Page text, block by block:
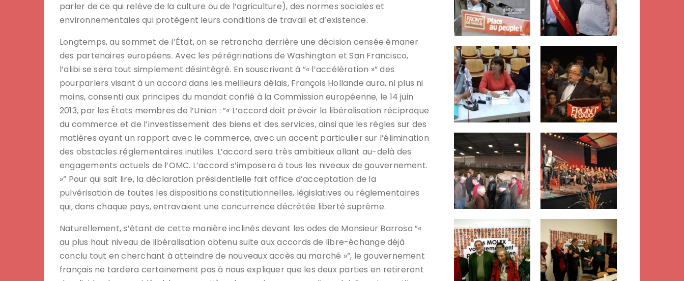
parler de ce qui relève de la culture ou de l’agriculture), des normes sociales et
environnementales qui protègent leurs conditions de travail et d’existence.
Longtemps, au sommet de l’État, on se retrancha derrière une décision censée émaner
des partenaires européens. Avec les pérégrinations de Washington et San Francisco,
l’alibi se sera tout simplement désintégré. En souscrivant à ”« l’accélération »” des
pourparlers visant à un accord dans les meilleurs délais, François Hollande aura, ni plus ni
moins, consenti aux principes du mandat confié à la Commission européenne, le 14 juin
2013, par les États membres de l’Union : ”« L’accord doit prévoir la libéralisation réciproque
du commerce et de l’investissement des biens et des services, ainsi que les règles sur des
matières ayant un rapport avec le commerce, avec un accent particulier sur l’élimination
des obstacles réglementaires inutiles. L’accord sera très ambitieux allant au-delà des
engagements actuels de l’OMC. L’accord s’imposera à tous les niveaux de gouvernement.
»” Pour qui sait lire, la déclaration présidentielle fait office d’acceptation de la
pulvérisation de toutes les dispositions constitutionnelles, législatives ou réglementaires
qui, dans chaque pays, entravaient une concurrence décrétée liberté suprême.
Naturellement, s’étant de cette manière inclinés devant les odes de Monsieur Barroso ”«
au plus haut niveau de libéralisation obtenu suite aux accords de libre-échange déjà
conclu tout en cherchant à atteindre de nouveaux accès au marché »”, le gouvernement
français ne tardera certainement pas à nous expliquer que les deux parties en retireront